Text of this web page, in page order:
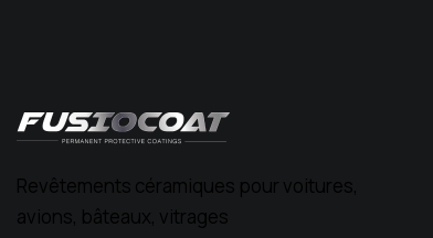
Revêtements céramiques pour voitures,
avions, bâteaux, vitrages